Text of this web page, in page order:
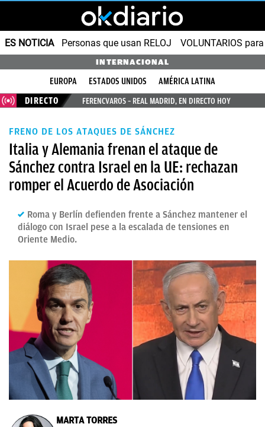
ES NOTICIA Personas que usan RELOJ VOLUNTARIOS
INTERNACIONAL
EUROPA ESTADOS UNIDOS
AMÉRICA LATINA
DIRECTO
FERENCVAROS – REAL MADRID, EN DIRECTO HOY
FRENO DE LOS ATAQUES DE SÁNCHEZ
Italia y Alemania frenan el ataque de
Sánchez contra Israel en la UE: rechazan
romper el Acuerdo de Asociación
Roma y Berlín defienden frente a Sánchez mantener el
diálogo con Israel pese a la escalada de tensiones en
Oriente Medio.
MARTA TORRES